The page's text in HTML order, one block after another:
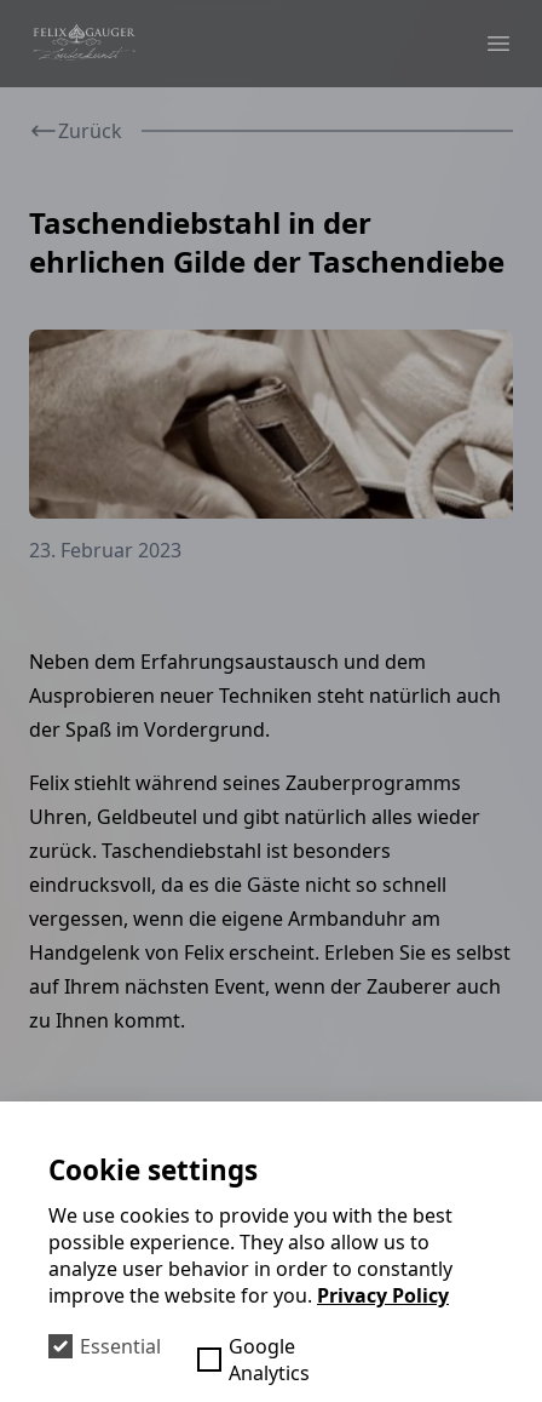
Felix Gauger
Zurück
Taschendiebstahl in der
ehrlichen Gilde der Taschendiebe
23. Februar 2023
Neben dem Erfahrungsaustausch und dem
Ausprobieren neuer Techniken steht natürlich auch
der Spaß im Vordergrund.
Felix stiehlt während seines Zauberprogramms
Uhren, Geldbeutel und gibt natürlich alles wieder
zurück. Taschendiebstahl ist besonders
eindrucksvoll, da es die Gäste nicht so schnell
vergessen, wenn die eigene Armbanduhr am
Handgelenk von Felix erscheint. Erleben Sie es selbst
auf Ihrem nächsten Event, wenn der Zauberer auch
zu Ihnen kommt.
Cookie settings
We use cookies to provide you with the best
possible experience. They also allow us to
analyze user behavior in order to constantly
improve the website for you. Privacy Policy
Essential
Google
Analytics